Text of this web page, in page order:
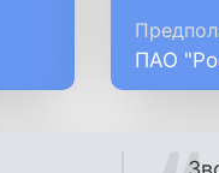
ПАО